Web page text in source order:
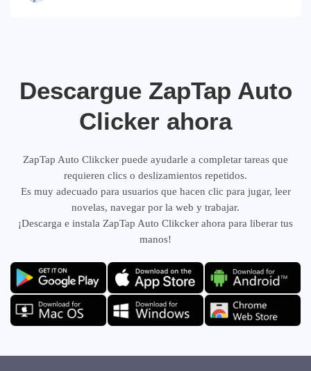
Descargue ZapTap Auto
Clicker ahora
ZapTap Auto Clikcker puede ayudarle a completar tareas que
requieren clics o deslizamientos repetidos.
Es muy adecuado para usuarios que hacen clic para jugar, leer
novelas, navegar por la web y trabajar.
¡Descarga e instala ZapTap Auto Clikcker ahora para liberar tus
manos!